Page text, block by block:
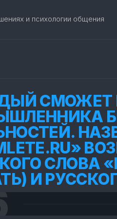
и психологии общения
СМОЖЕТ
СЛОВА
И